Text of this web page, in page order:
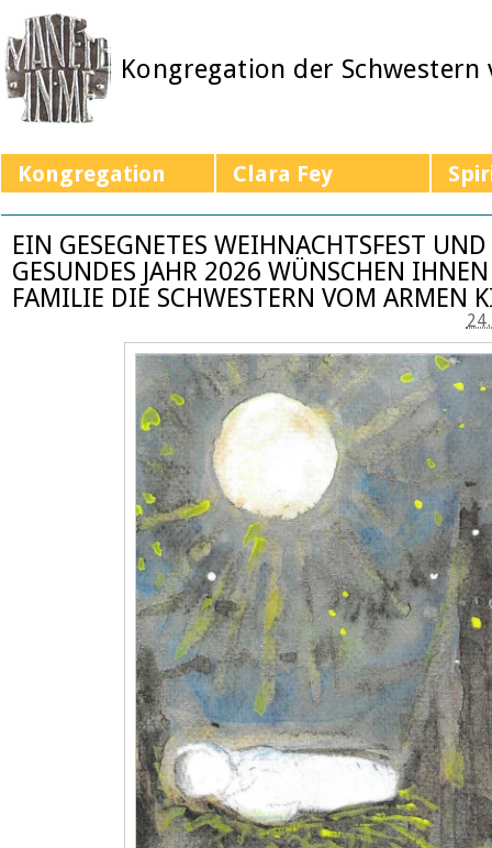
Kongregation Clara Fey
Kongregation der Schwestern
EIN GESEGNETES WEIHNACHTSFEST
GESUNDES JAHR 2026 WÜNSCHEN
FAMILIE DIE SCHWESTERN VOM ARMEN